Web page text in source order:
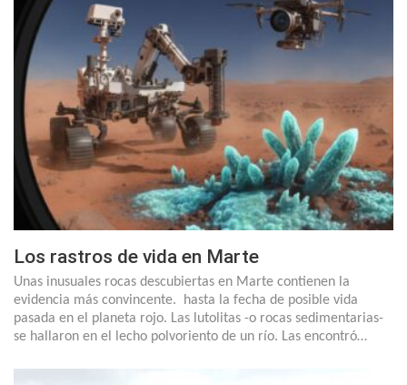
Los rastros de vida en Marte
Unas inusuales rocas descubiertas en Marte contienen la
evidencia más convincente. hasta la fecha de posible vida
pasada en el planeta rojo. Las lutolitas -o rocas sedimentarias-
se hallaron en el lecho polvoriento de un río. Las encontró…